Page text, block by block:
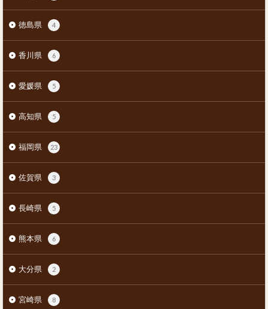
徳島県 4
香川県 6
愛媛県 5
高知県 5
福岡県 23
佐賀県 3
長崎県 5
熊本県 6
大分県 2
宮崎県 8